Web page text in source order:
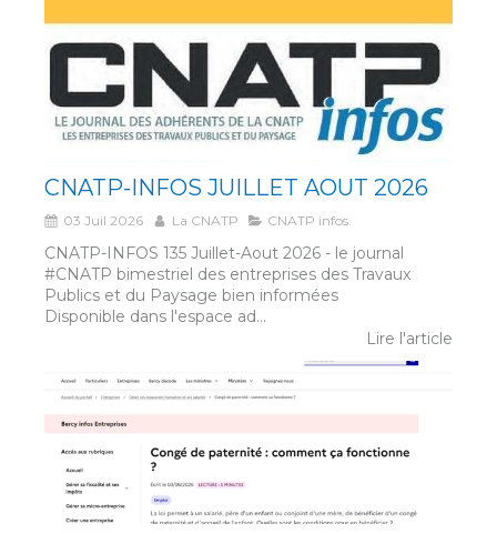
CNATP-INFOS JUILLET AOUT 2026
03 Juil 2026 La CNATP CNATP infos
CNATP-INFOS 135 Juillet-Aout 2026 - le journal
#CNATP bimestriel des entreprises des Travaux
Publics et du Paysage bien informées
Disponible dans l'espace ad...
Lire l'article